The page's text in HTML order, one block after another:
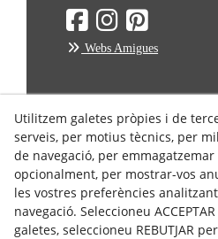
Webs Amigues
Avís Legal
Política de Privacitat
Política de Cookies
Condicions de Compra
Condicions d'enviament
Dret de Desistiment
Utilitzem galetes pròpies i de
serveis, per motius tècnics, per
de navegació, per
opcionalment, per mostrar-vos
les vostres preferències
navegació. Seleccioneu
galetes, seleccioneu REBUTJAR